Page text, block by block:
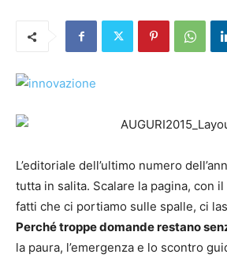
L’editoriale dell’ultimo numero
tutta in salita. Scalare la pagina, con
fatti che ci portiamo sulle spalle, ci
Perché troppe domande restano
la paura, l’emergenza e lo scontro